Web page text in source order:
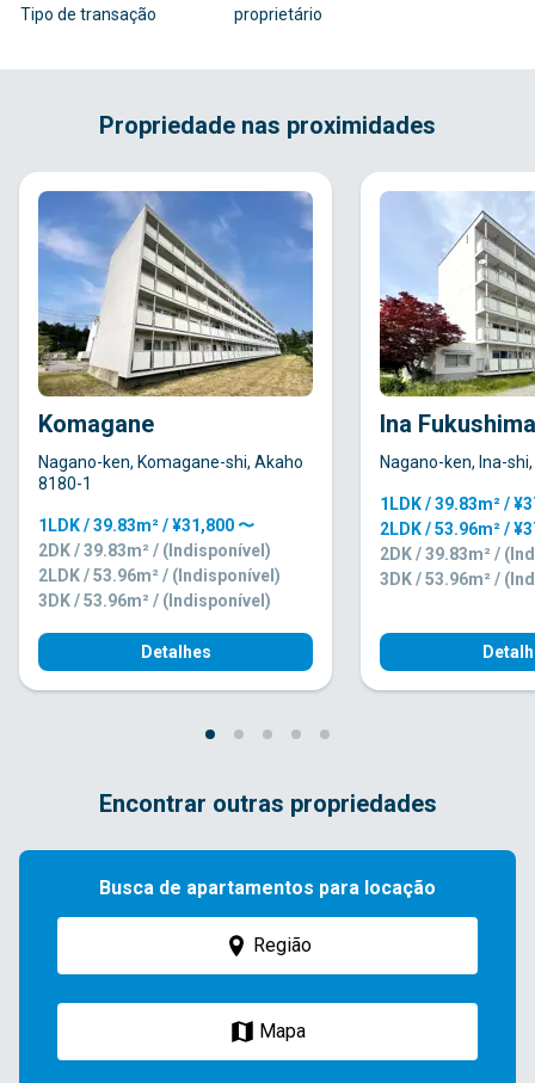
Tipo de transação proprietário
Propriedade nas proximidades
Komagane
Nagano-ken, Komagane-shi, Akaho
8180-1
1LDK / 39.83m² / ¥31,800 〜
2DK / 39.83m² / (Indisponível)
2LDK / 53.96m² / (Indisponível)
3DK / 53.96m² / (Indisponível)
Detalhes
Ina Fukushima
Nagano-ken, Ina-
1LDK / 39.83m² /
2LDK / 53.96m² /
2DK / 39.83m² /
3DK / 53.96m² /
Encontrar outras propriedades
Busca de apartamentos para locação
Região
Mapa